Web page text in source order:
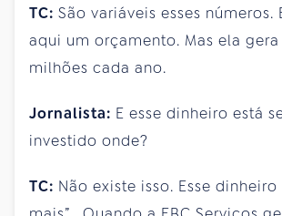
TC: São variáveis esses números.
aqui um orçamento. Mas ela gera
milhões cada ano.
Jornalista: E esse dinheiro está
investido onde?
TC: Não existe isso. Esse dinheiro